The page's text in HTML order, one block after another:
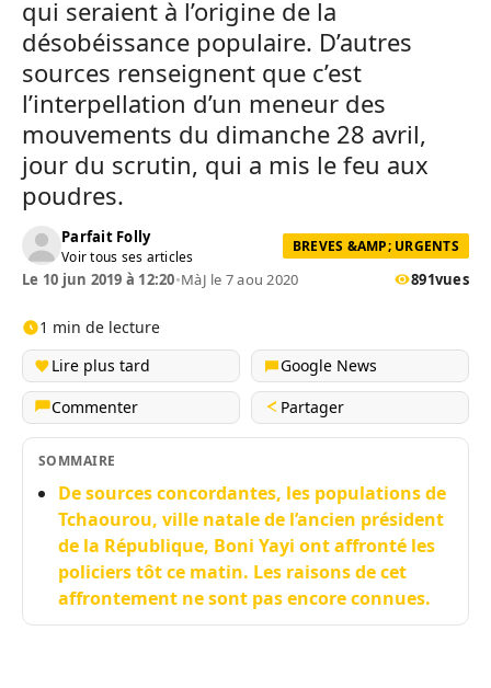
qui seraient à l’origine de la
désobéissance populaire. D’autres
sources renseignent que c’est
l’interpellation d’un meneur des
mouvements du dimanche 28 avril,
jour du scrutin, qui a mis le feu aux
poudres.
Parfait Folly
Voir tous ses articles
BREVES &AMP; URGENTS
Le 10 jun 2019 à 12:20•MàJ le 7 aou 2020 891vues
1 min de lecture
Lire plus tard
Google News
Commenter
Partager
SOMMAIRE
De sources concordantes, les populations de
Tchaourou, ville natale de l’ancien président
de la République, Boni Yayi ont affronté les
policiers tôt ce matin. Les raisons de cet
affrontement ne sont pas encore connues.